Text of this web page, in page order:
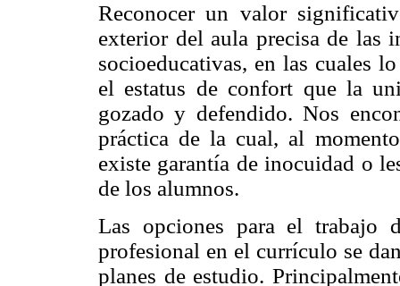
Reconocer un valor
exterior del aula precisa de las
socioeducativas, en las cuales
el estatus de confort que la
gozado y defendido. Nos
práctica de la cual, al
existe garantía de inocuidad o
de los alumnos.
Las opciones para el trabajo
profesional en el currículo se
planes de estudio.